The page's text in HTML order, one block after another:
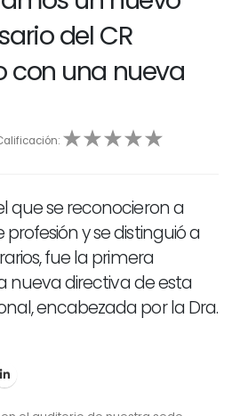
del CR
con una nueva
3 4 5
que se reconocieron a
y se distinguió a
fue la primera
nueva directiva de esta
encabezada por la Dra.